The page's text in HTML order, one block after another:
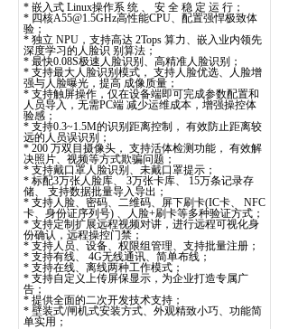
* 嵌入式 Linux操作系 统 、 安 全 稳 定 运 行；
* 四核A55@1.5GHz高性能CPU、配置强悍极致体
验；
* 独立 NPU，支持高达 2Tops 算力、嵌入业内领先
深度学习的人脸识 别算法；
* 最快0.08S极速人脸识别、高精准人脸识别；
* 支持最大人脸识别模式， 支持人脸优选、人脸增
强与人脸曝光，提高 成像质量；
* 支持触屏操作，仅在设备端即可完成参数配置和
人员导入，无需PC端 减少运维成本，增强操控体
验感；
* 支持0.3~1.5M的识别距离控制， 有效防止距离较
远的人员误识别；
* 200 万双目摄像头， 支持活体检测功能， 有效解
决照片、视频等方式欺骗问题；
* 支持戴口罩人脸识别、未戴口罩提示；
* 标配3万张人脸库、 3万张卡库、 15万条记录存
储、 支持数据批量导入导出；
* 支持人脸、密码、二维码、屏下刷卡(IC卡、 NFC
卡、身份证序列号) 、人脸+刷卡等多种验证方式；
* 支持定制扩展远程视频对讲，进行远程可视化身
份确认，远程操控门禁；
* 支持人员、设备、权限组管理、支持批量注册；
* 支持有线、 4G无线通讯、简单布线；
* 支持在线、离线两种工作模式；
* 支持自定义上传屏保显示，为企业打造专属广
告；
* 提供全面的二次开发技术支持；
* 壁装式/闸机式安装方式、外观精致小巧、功能简
单实用；